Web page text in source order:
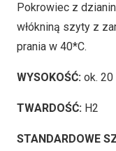
Pokrowiec z
włókniną szyty z
prania w 40*C.
WYSOKOŚĆ: ok. 20
TWARDOŚĆ: H2
STANDARDOWE